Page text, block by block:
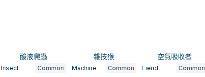
酸液爬蟲
Insect Common
雜技猴
Machine Common
空氣吸收者
Fiend Common